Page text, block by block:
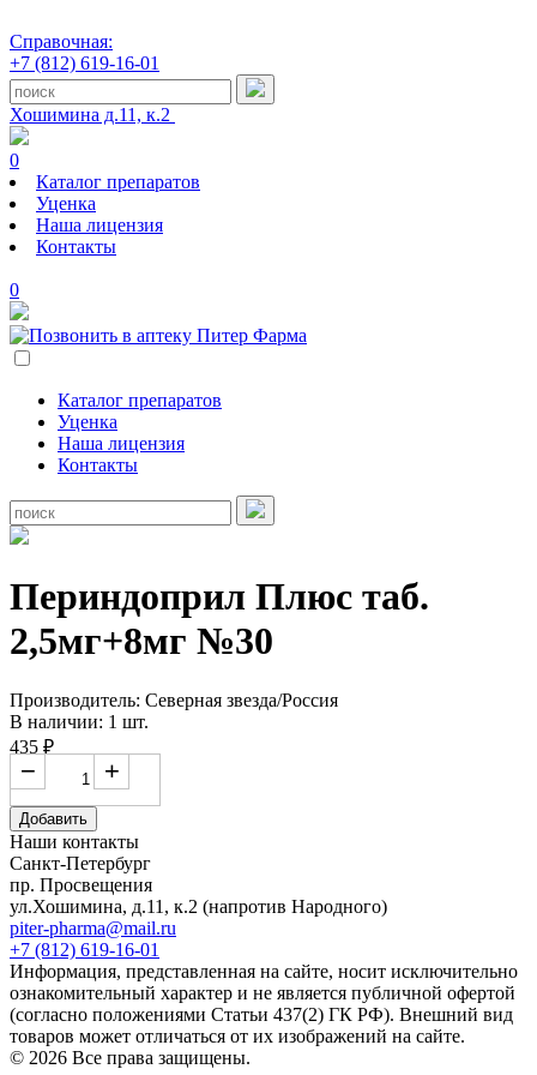
Справочная:
+7 (812) 619-16-01
Хошимина д.11, к.2
0
Каталог препаратов
Уценка
Наша лицензия
Контакты
0
Каталог препаратов
Уценка
Наша лицензия
Контакты
Периндоприл Плюс таб.
2,5мг+8мг №30
Производитель: Северная звезда/Россия
В наличии: 1 шт.
435 ₽
+
−
Добавить
Наши контакты
Санкт-Петербург
пр. Просвещения
ул.Хошимина, д.11, к.2 (напротив Народного)
piter-pharma@mail.ru
+7 (812) 619-16-01
Информация, представленная на сайте, носит исключительно
ознакомительный характер и не является публичной офертой
(согласно положениями Статьи 437(2) ГК РФ). Внешний вид
товаров может отличаться от их изображений на сайте.
© 2026 Все права защищены.